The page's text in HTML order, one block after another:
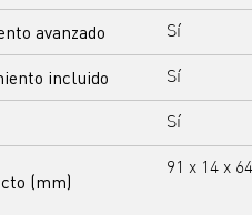
No
avanzado Sí
incluido Sí
Sí
(mm)
91 x 14 x 64